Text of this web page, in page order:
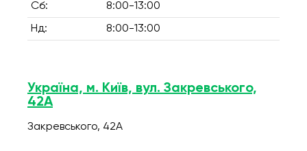
Сб: 8:00-13:00
Нд: 8:00-13:00
Україна, м. Київ, вул. Закревського,
42А
Закревського, 42А